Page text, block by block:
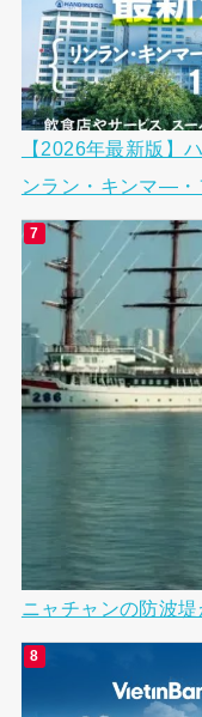
【2026年最新版】
ンラン・キンマ―・
ニャチャンの防波